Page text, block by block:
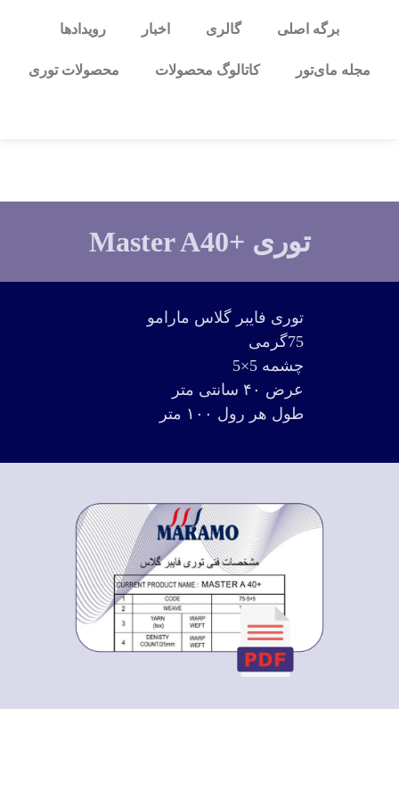
برگه اصلی گالری اخبار رویدادها
مجله مای‌تور کاتالوگ محصولات محصولات توری
توری +Master A40
توری فایبر گلاس مارامو
75گرمی
چشمه 5×5
عرض ۴۰ سانتی متر
طول هر رول ۱۰۰ متر